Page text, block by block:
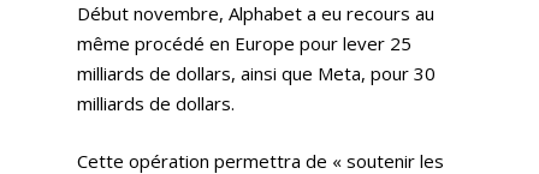
Début novembre, Alphabet a eu recours au
même procédé en Europe pour lever 25
milliards de dollars, ainsi que Meta, pour 30
milliards de dollars.
Cette opération permettra de « soutenir les